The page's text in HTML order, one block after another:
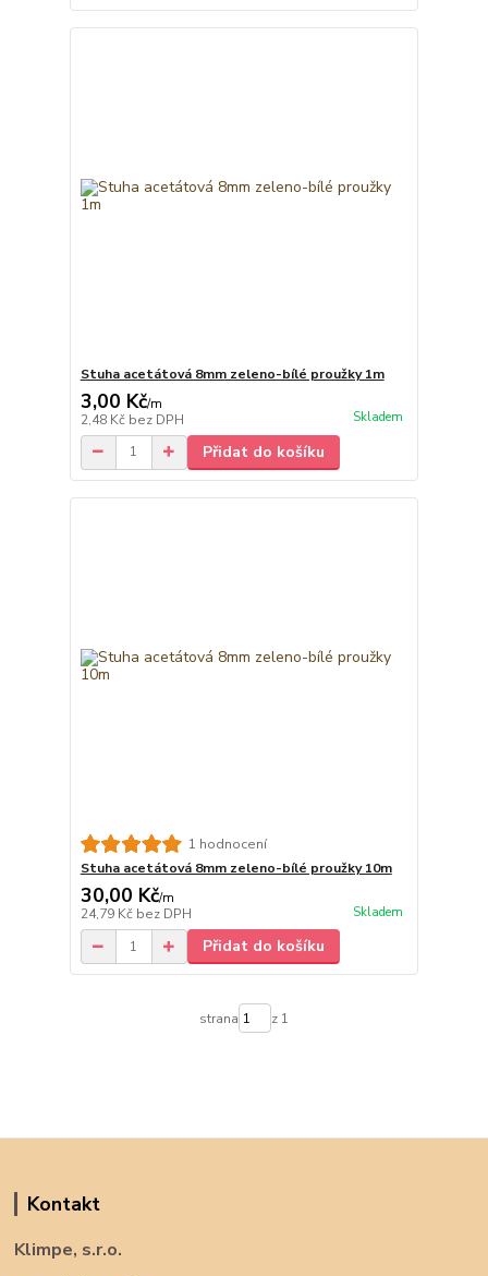
Stuha acetátová 8mm zeleno-bílé proužky 1m
3,00 Kč/m
2,48 Kč bez DPH Skladem
Přidat do košíku
1 hodnocení
Stuha acetátová 8mm zeleno-bílé proužky 10m
30,00 Kč/m
24,79 Kč bez DPH Skladem
Přidat do košíku
strana z 1
Kontakt
Klimpe, s.r.o.